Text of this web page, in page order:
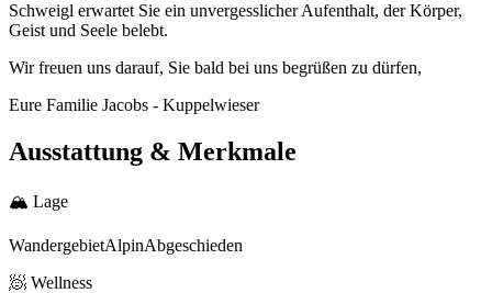
Schweigl erwartet Sie ein unvergesslicher Aufenthalt, der Körper,
Geist und Seele belebt.
Wir freuen uns darauf, Sie bald bei uns begrüßen zu dürfen,
Eure Familie Jacobs - Kuppelwieser
Ausstattung & Merkmale
🏔 Lage
WandergebietAlpinAbgeschieden
🧖 Wellness